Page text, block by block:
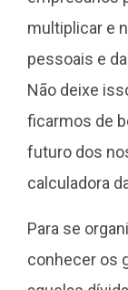
multiplicar e
pessoais e
Não deixe
ficarmos de
futuro dos
calculadora
Para se
conhecer os